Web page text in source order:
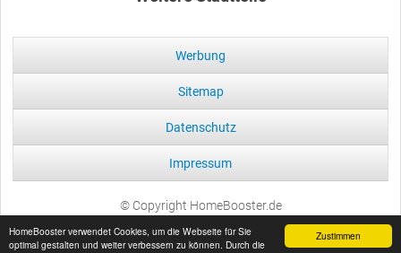
Zustimmen
HomeBooster verwendet Cookies, um die Webseite für Sie
optimal gestalten und weiter verbessern zu können. Durch die
Werbung
Sitemap
Datenschutz
Impressum
© Copyright HomeBooster.de